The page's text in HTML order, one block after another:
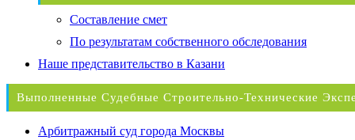
Составление смет
По результатам собственного обследования
Наше представительство в Казани
Выполненные Судебные Строительно-Технические
Арбитражный суд города Москвы